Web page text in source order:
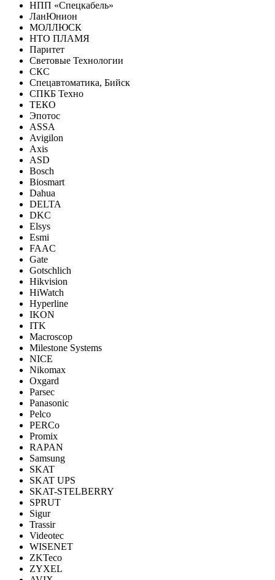
НПП «Спецкабель»
ЛанЮнион
МОЛЛЮСК
НТО ПЛАМЯ
Паритет
Световые Технологии
СКС
Спецавтоматика, Бийск
СПКБ Техно
ТЕКО
Эпотос
ASSA
Avigilon
Axis
ASD
Bosch
Biosmart
Dahua
DELTA
DKC
Elsys
Esmi
FAAC
Gate
Gotschlich
Hikvision
HiWatch
Hyperline
IKON
ITK
Macroscop
Milestone Systems
NICE
Nikomax
Oxgard
Parsec
Panasonic
Pelco
PERCo
Promix
RAPAN
Samsung
SKAT
SKAT UPS
SKAT-STELBERRY
SPRUT
Sigur
Trassir
Videotec
WISENET
ZKTeco
ZYXEL